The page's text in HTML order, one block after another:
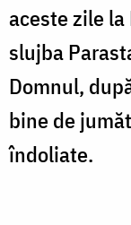
aceste zile
slujba
Domnul,
bine de
îndoliate.